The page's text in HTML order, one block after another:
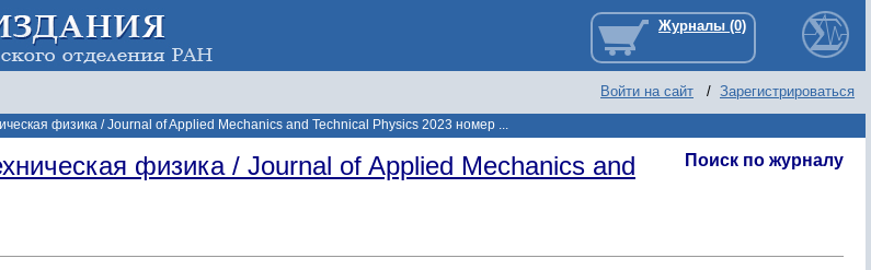
Войти на сайт / Зарегистрироваться
физика / Journal of Applied Mechanics and Technical Physics 2023 номер ...
Поиск по журналу
физика / Journal of Applied Mechanics and